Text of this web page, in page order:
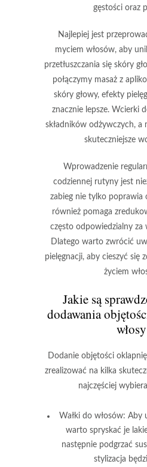
gęstości oraz
Najlepiej jest
myciem włosów, aby
przetłuszczania się skóry
połączymy masaż z
skóry głowy, efekty
znacznie lepsze. Wcierki
składników odżywczych, a
skuteczniejsze
Wprowadzenie
codziennej rutyny jest
zabieg nie tylko poprawia
również pomaga
często odpowiedzialny za
Dlatego warto zwrócić
pielęgnacji, aby cieszyć się
życiem
Jakie są
dodawania
Dodanie objętości
zrealizować na kilka
najczęściej
Wałki do włosów: Aby
warto spryskać je
następnie podgrzać
stylizacja